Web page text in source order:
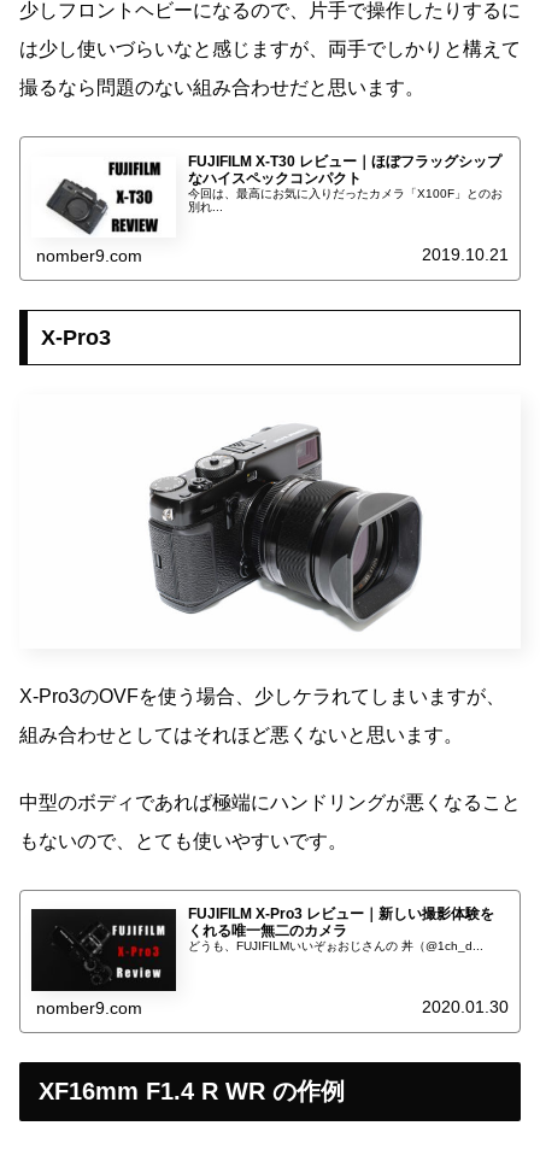
少しフロントヘビーになるので、片手で操作したりするに
は少し使いづらいなと感じますが、両手でしかりと構えて
撮るなら問題のない組み合わせだと思います。
FUJIFILM X-T30 レビュー｜ほぼフラッグシップ
なハイスペックコンパクト
今回は、最高にお気に入りだったカメラ「X100F」とのお
別れ...
nomber9.com 2019.10.21
X-Pro3
X-Pro3のOVFを使う場合、少しケラれてしまいますが、
組み合わせとしてはそれほど悪くないと思います。
中型のボディであれば極端にハンドリングが悪くなること
もないので、とても使いやすいです。
FUJIFILM X-Pro3 レビュー｜新しい撮影体験を
くれる唯一無二のカメラ
どうも、FUJIFILMいいぞぉおじさんの 丼（@1ch_d...
nomber9.com 2020.01.30
XF16mm F1.4 R WR の作例